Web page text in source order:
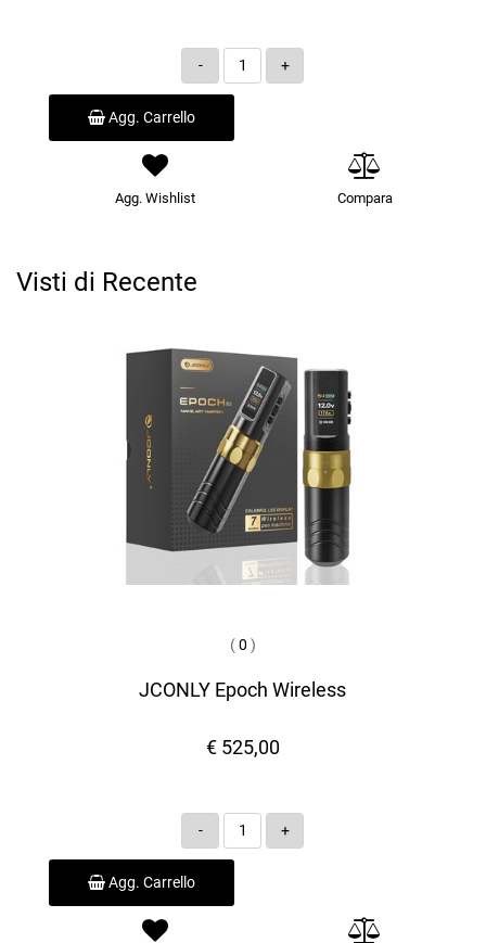
Quantità
Agg. Carrello
Agg. Wishlist Compara
Visti di Recente
(0 )
JCONLY Epoch Wireless
€ 525,00
Quantità
Agg. Carrello